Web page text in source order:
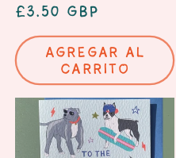
Precio
habitual
£3.50 GBP
Agregar al
carrito